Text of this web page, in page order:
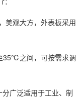
美观大方，外表板采用
35℃之间，可按需求调
分广泛适用于工业、制